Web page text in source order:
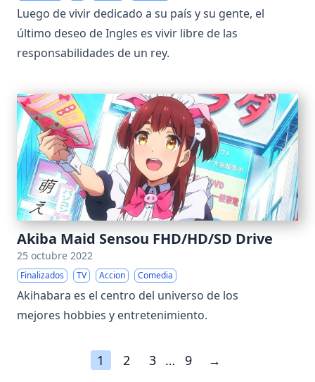
Luego de vivir dedicado a su país y su gente, el
último deseo de Ingles es vivir libre de las
responsabilidades de un rey.
Akiba Maid Sensou FHD/HD/SD Drive
25 octubre 2022
Finalizados TV Accion Comedia
Akihabara es el centro del universo de los
mejores hobbies y entretenimiento.
1 2 3 … 9 →